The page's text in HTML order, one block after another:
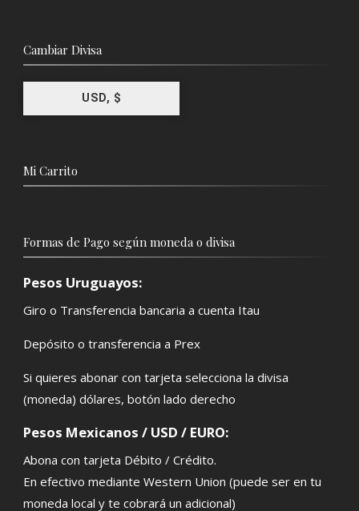
Cambiar Divisa
USD, $
Mi Carrito
Formas de Pago según moneda o divisa
Pesos Uruguayos:
Giro o Transferencia bancaria a cuenta Itau
Depósito o transferencia a Prex
Si quieres abonar con tarjeta selecciona la divisa
(moneda) dólares, botón lado derecho
Pesos Mexicanos / USD / EURO:
Abona con tarjeta Débito / Crédito.
En efectivo mediante Western Union (puede ser en tu
moneda local y te cobrará un adicional)